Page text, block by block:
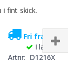
i fint skick.
Fri frakt!
I lager
Artnr
D1216X